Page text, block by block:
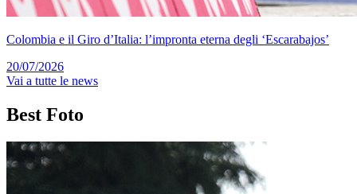
Colombia e il Giro d’Italia: l’impronta eterna degli ‘Escarabajos’
20/07/2026
Vai a tutte le news
Best Foto